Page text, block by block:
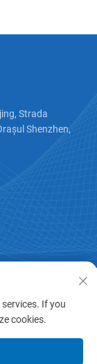
Strada
Shenzhen,
If you
cookies.